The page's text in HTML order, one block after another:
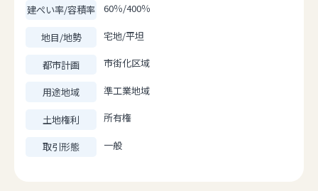
建ぺい率/容積率 60％/400％
地目/地勢 宅地/平坦
都市計画 市街化区域
用途地域 準工業地域
土地権利 所有権
取引形態 一般